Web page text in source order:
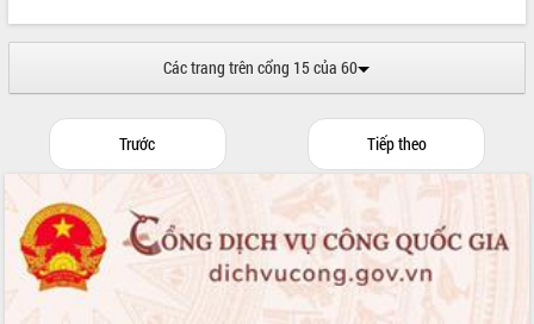
Các trang trên cổng 15 của 60
Trước Tiếp theo